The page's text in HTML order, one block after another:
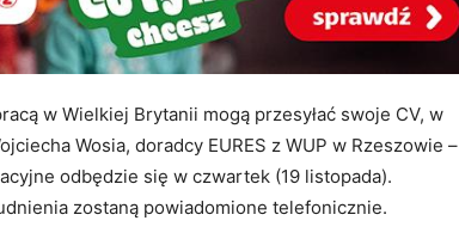
w Wielkiej Brytanii mogą przesyłać swoje CV, w
Wosia, doradcy EURES z WUP w Rzeszowie –
odbędzie się w czwartek (19 listopada).
zostaną powiadomione telefonicznie.